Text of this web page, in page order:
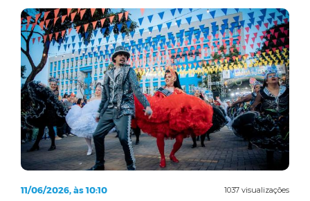
1037 visualizações
11/06/2026, às 10:10